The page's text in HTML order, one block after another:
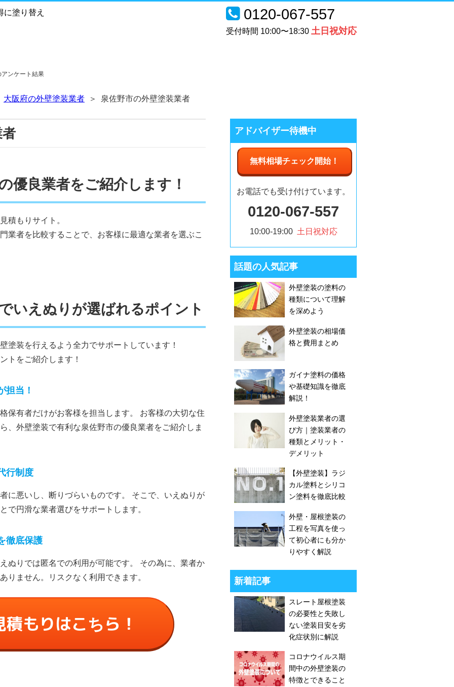
塗り替え 0120-067-557
受付時間 10:00〜18:30 土日祝対応
ンケート結果
大阪府の外壁塗装業者 泉佐野市の外壁塗装業者
優良業者をご紹介します！
積もりサイト。
業者を比較することで、お客様に最適な業者を選ぶこ
いえぬりが選ばれるポイント
塗装を行えるよう全力でサポートしています！
トをご紹介します！
担当！
保有者だけがお客様を担当します。 お客様の大切な住
、外壁塗装で有利な泉佐野市の優良業者をご紹介しま
⾏制度
に悪いし、断りづらいものです。 そこで、いえぬりが
で円滑な業者選びをサポートします。
徹底保護
ぬりでは匿名での利⽤が可能です。 その為に、業者か
りません。リスクなく利⽤できます。
もりはこちら！
アドバイザー待機中
無料相場チェック 開始！
お電話でも受け付けています。
0120-067-557
10:00-19:00 土日祝対応
話題の人気記事
外壁塗装の塗料の
種類について理解
を深めよう
外壁塗装の相場価
格と費用まとめ
ガイナ塗料の価格
や基礎知識を徹底
解説！
外壁塗装業者の選
び方｜塗装業者の
種類とメリット・
デメリット
【外壁塗装】ラジ
カル塗料とシリコ
ン塗料を徹底比較
外壁・屋根塗装の
工程を写真を使っ
て初心者にも分か
りやすく解説
新着記事
スレート屋根塗装
の必要性と失敗し
ない塗装目安を劣
化症状別に解説
コロナウイルス期
間中の外壁塗装の
特徴とできること